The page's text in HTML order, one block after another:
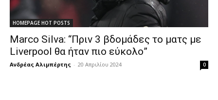
HOMEPAGE HOT POSTS
Marco Silva: “Πριν 3 βδομάδες το ματς με
Liverpool θα ήταν πιο εύκολο”
Ανδρέας Αλιμπέρτης - 20 Απριλίου 2024 0